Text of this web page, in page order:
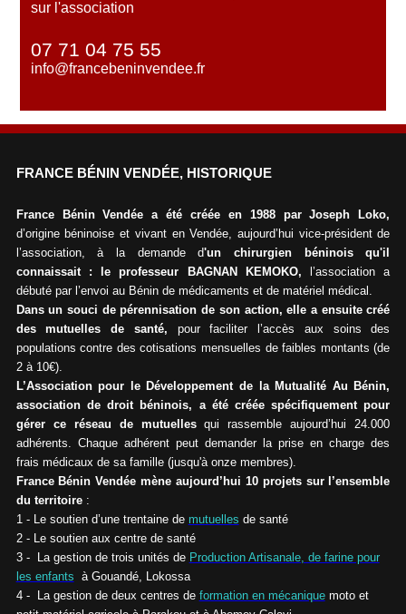
sur l'association
07 71 04 75 55
info@francebeninvendee.fr
FRANCE BÉNIN VENDÉE, HISTORIQUE
France Bénin Vendée a été créée en 1988 par Joseph Loko,
d’origine béninoise et vivant en Vendée, aujourd’hui vice-président de
l’association, à la demande d'un chirurgien béninois qu'il
connaissait : le professeur BAGNAN KEMOKO, l’association a
débuté par l’envoi au Bénin de médicaments et de matériel médical.
Dans un souci de pérennisation de son action, elle a ensuite créé
des mutuelles de santé, pour faciliter l’accès aux soins des
populations contre des cotisations mensuelles de faibles montants (de
2 à 10€).
L’Association pour le Développement de la Mutualité Au Bénin,
association de droit béninois, a été créée spécifiquement pour
gérer ce réseau de mutuellesqui rassemble aujourd’hui 24.000
adhérents. Chaque adhérent peut demander la prise en charge des
frais médicaux de sa famille (jusqu'à onze membres).
France Bénin Vendée mène aujourd’hui 10 projets sur l’ensemble
du territoire:
1 - Le soutien d’une trentaine de mutuelles de santé
2 - Le soutien aux centre de santé
3 - La gestion de trois unités de Production Artisanale, de farine pour
les enfants à Gouandé, Lokossa
4 - La gestion de deux centres de formation en mécaniquemoto et